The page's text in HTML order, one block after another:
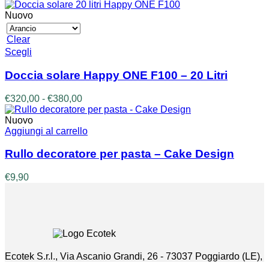
Nuovo
Clear
Scegli
ha
più
varianti.
Le
opzioni
possono
essere
scelte
nella
Doccia solare Happy ONE F100 – 20 Litri
€320,00 - €380,00Fascia
di
da
a
€380,00
Nuovo
Aggiungi al carrello
Rullo decoratore per pasta – Cake Design
€9,90
Ecotek S.r.l., Via Ascanio Grandi, 26 - 73037 Poggiardo (LE),